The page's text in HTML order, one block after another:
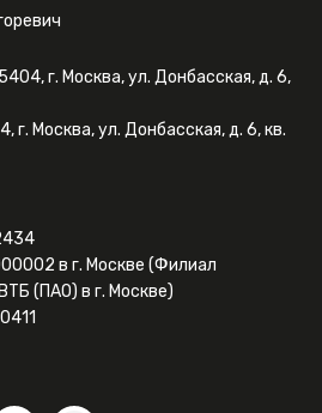
г. Москва, ул. Донбасская, д. 6,
г. Москва, ул. Донбасская, д. 6, кв.
в г. Москве (Филиал
(ПАО) в г. Москве)